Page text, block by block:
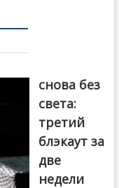
снова без
света:
третий
блэкаут за
две
недели